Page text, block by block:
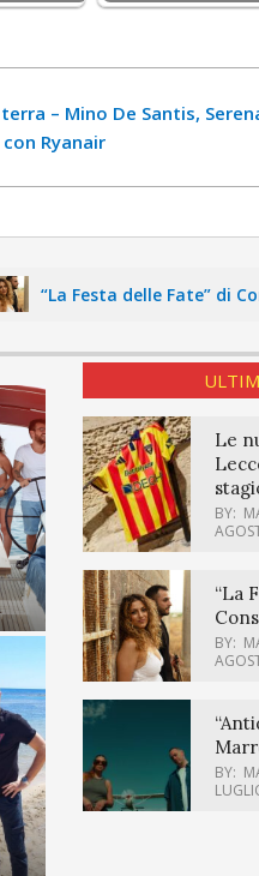
– Mino De Santis,
Ryanair
“La Festa delle Fate” di
Le
BY:
“La
BY:
BY: